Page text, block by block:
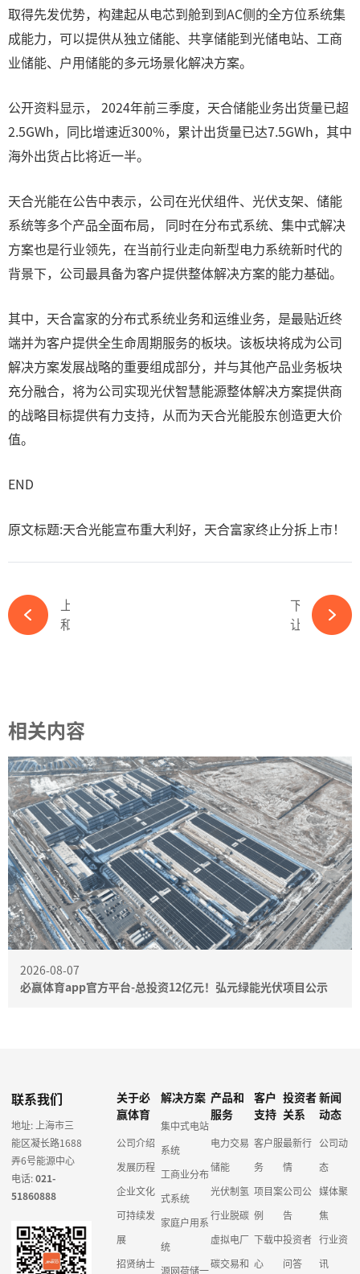
取得先发优势，构建起从电芯到舱到到AC侧的全方位系统集
成能力，可以提供从独立储能、共享储能到光储电站、工商
业储能、户用储能的多元场景化解决方案。
公开资料显示， 2024年前三季度，天合储能业务出货量已超
2.5GWh，同比增速近300%，累计出货量已达7.5GWh，其中
海外出货占比将近一半。
天合光能在公告中表示，公司在光伏组件、光伏支架、储能
系统等多个产品全面布局， 同时在分布式系统、集中式解决
方案也是行业领先，在当前行业走向新型电力系统新时代的
背景下，公司最具备为客户提供整体解决方案的能力基础。
其中，天合富家的分布式系统业务和运维业务，是最贴近终
端并为客户提供全生命周期服务的板块。该板块将成为公司
解决方案发展战略的重要组成部分，并与其他产品业务板块
充分融合，将为公司实现光伏智慧能源整体解决方案提供商
的战略目标提供有力支持，从而为天合光能股东创造更大价
值。
END
原文标题:天合光能宣布重大利好，天合富家终止分拆上市！
下一篇
让子弹飞一会儿：硅料市场回暖后，金砖国家或将携手打通光伏产业链-必赢体育app官方平台
相关内容
2026-08-07
必赢体育app官方平台-总投资12亿元！弘元绿能光伏项目公示
联系我们
地址: 上海市三
能区凝长路1688
弄6号能源中心
电话:021-
51860888
关于必
赢体育
公司介绍
发展历程
企业文化
可持续发
展
招贤纳士
解决方案
集中式电站
系统
工商业分布
式系统
家庭户用系
统
源网荷储一
产品和
服务
电力交易
储能
光伏制氢
行业脱碳
虚拟电厂
碳交易和
客户
支持
客户服
务
项目案
例
下载中
心
投资者
关系
最新行
情
公司公
告
投资者
问答
新闻
动态
公司动
态
媒体聚
焦
行业资
讯